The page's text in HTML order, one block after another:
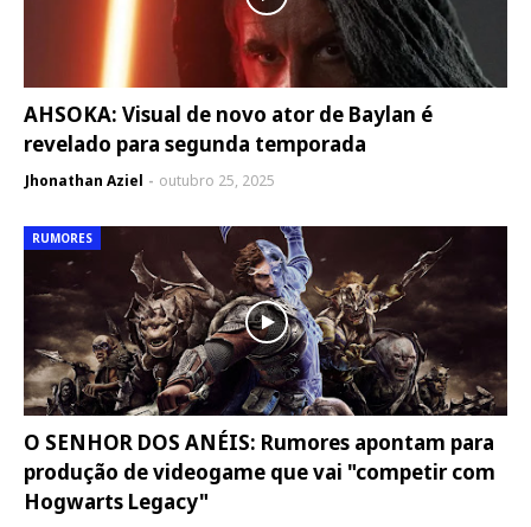
AHSOKA: Visual de novo ator de Baylan é
revelado para segunda temporada
Jhonathan Aziel outubro 25, 2025
RUMORES
O SENHOR DOS ANÉIS: Rumores apontam para
produção de videogame que vai "competir com
Hogwarts Legacy"